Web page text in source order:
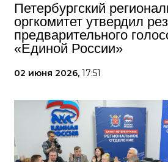
Петербургский
оргкомитет утвердил
предварительного
«Единой России»
02 июня 2026, 17:51